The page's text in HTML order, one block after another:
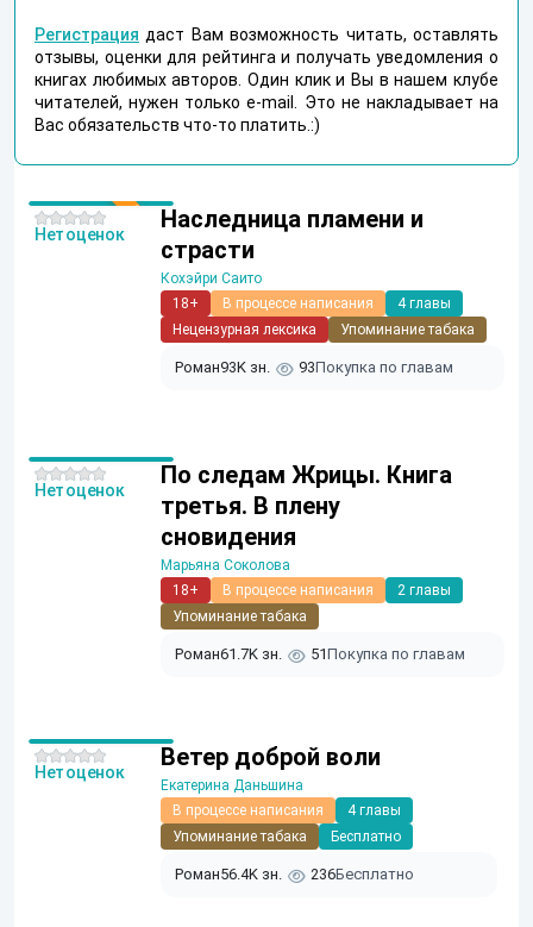
Регистрация даст Вам возможность читать, оставлять
отзывы, оценки для рейтинга и получать уведомления о
книгах любимых авторов. Один клик и Вы в нашем клубе
читателей, нужен только e-mail. Это не накладывает на
Вас обязательств что-то платить.:)
Наследница пламени и
страсти
Кохэйри Саито
18+
В процессе написания
4 главы
Нецензурная лексика
Упоминание табака
Роман93K зн. 93Покупка по главам
Нет оценок
По следам Жрицы. Книга
третья. В плену
сновидения
Марьяна Соколова
18+
В процессе написания
2 главы
Упоминание табака
Роман61.7K зн. 51Покупка по главам
Нет оценок
Ветер доброй воли
Екатерина Даньшина
В процессе написания
4 главы
Упоминание табака
Бесплатно
Роман56.4K зн. 236Бесплатно
Нет оценок